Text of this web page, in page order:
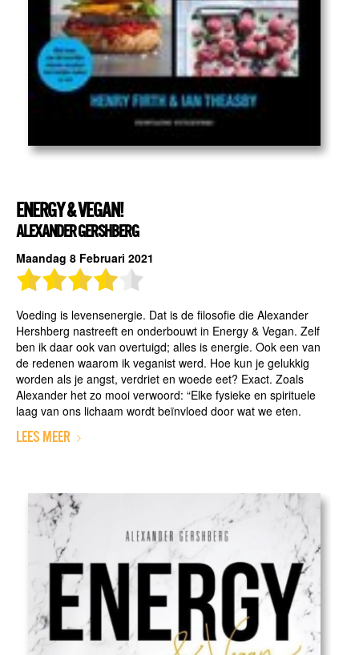
ENERGY & VEGAN!
ALEXANDER GERSHBERG
Maandag 8 Februari 2021
Voeding is levensenergie. Dat is de filosofie die Alexander
Hershberg nastreeft en onderbouwt in Energy & Vegan. Zelf
ben ik daar ook van overtuigd; alles is energie. Ook een van
de redenen waarom ik veganist werd. Hoe kun je gelukkig
worden als je angst, verdriet en woede eet? Exact. Zoals
Alexander het zo mooi verwoord: “Elke fysieke en spirituele
laag van ons lichaam wordt beïnvloed door wat we eten.
LEES MEER